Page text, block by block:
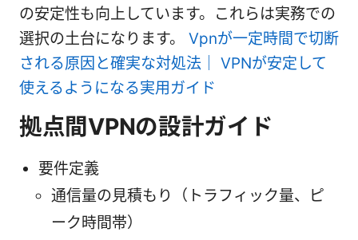
の安定性も向上しています。これらは実務での
選択の土台になります。 Vpnが一定時間で切断
される原因と確実な対処法｜ VPNが安定して
使えるようになる実用ガイド
拠点間VPNの設計ガイド
要件定義
通信量の見積もり（トラフィック量、ピ
ーク時間帯）